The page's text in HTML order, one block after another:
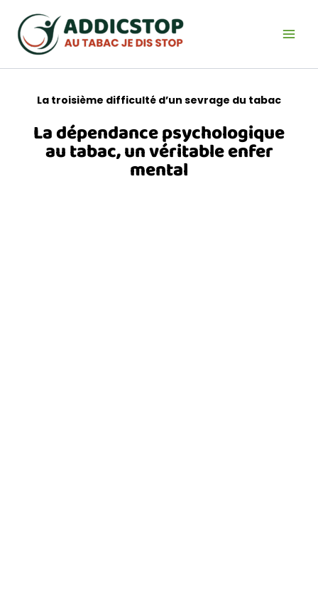
contenu
La troisième difficulté d’un sevrage du tabac
La dépendance psychologique
au tabac, un véritable enfer
mental